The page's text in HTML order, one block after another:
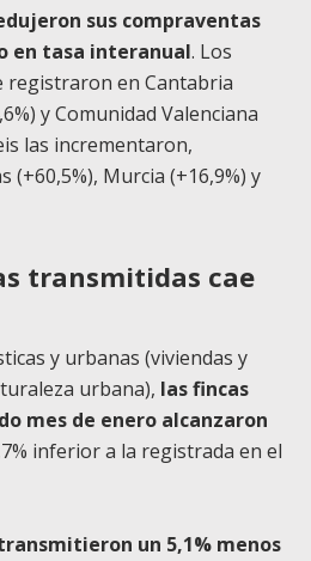
sus compraventas
en tasa interanual. Los
registraron en Cantabria
y Comunidad Valenciana
las incrementaron,
(+60,5%), Murcia (+16,9%) y
transmitidas cae
y urbanas (viviendas y
urbana), las fincas
mes de enero alcanzaron
inferior a la registrada en el
un 5,1% menos